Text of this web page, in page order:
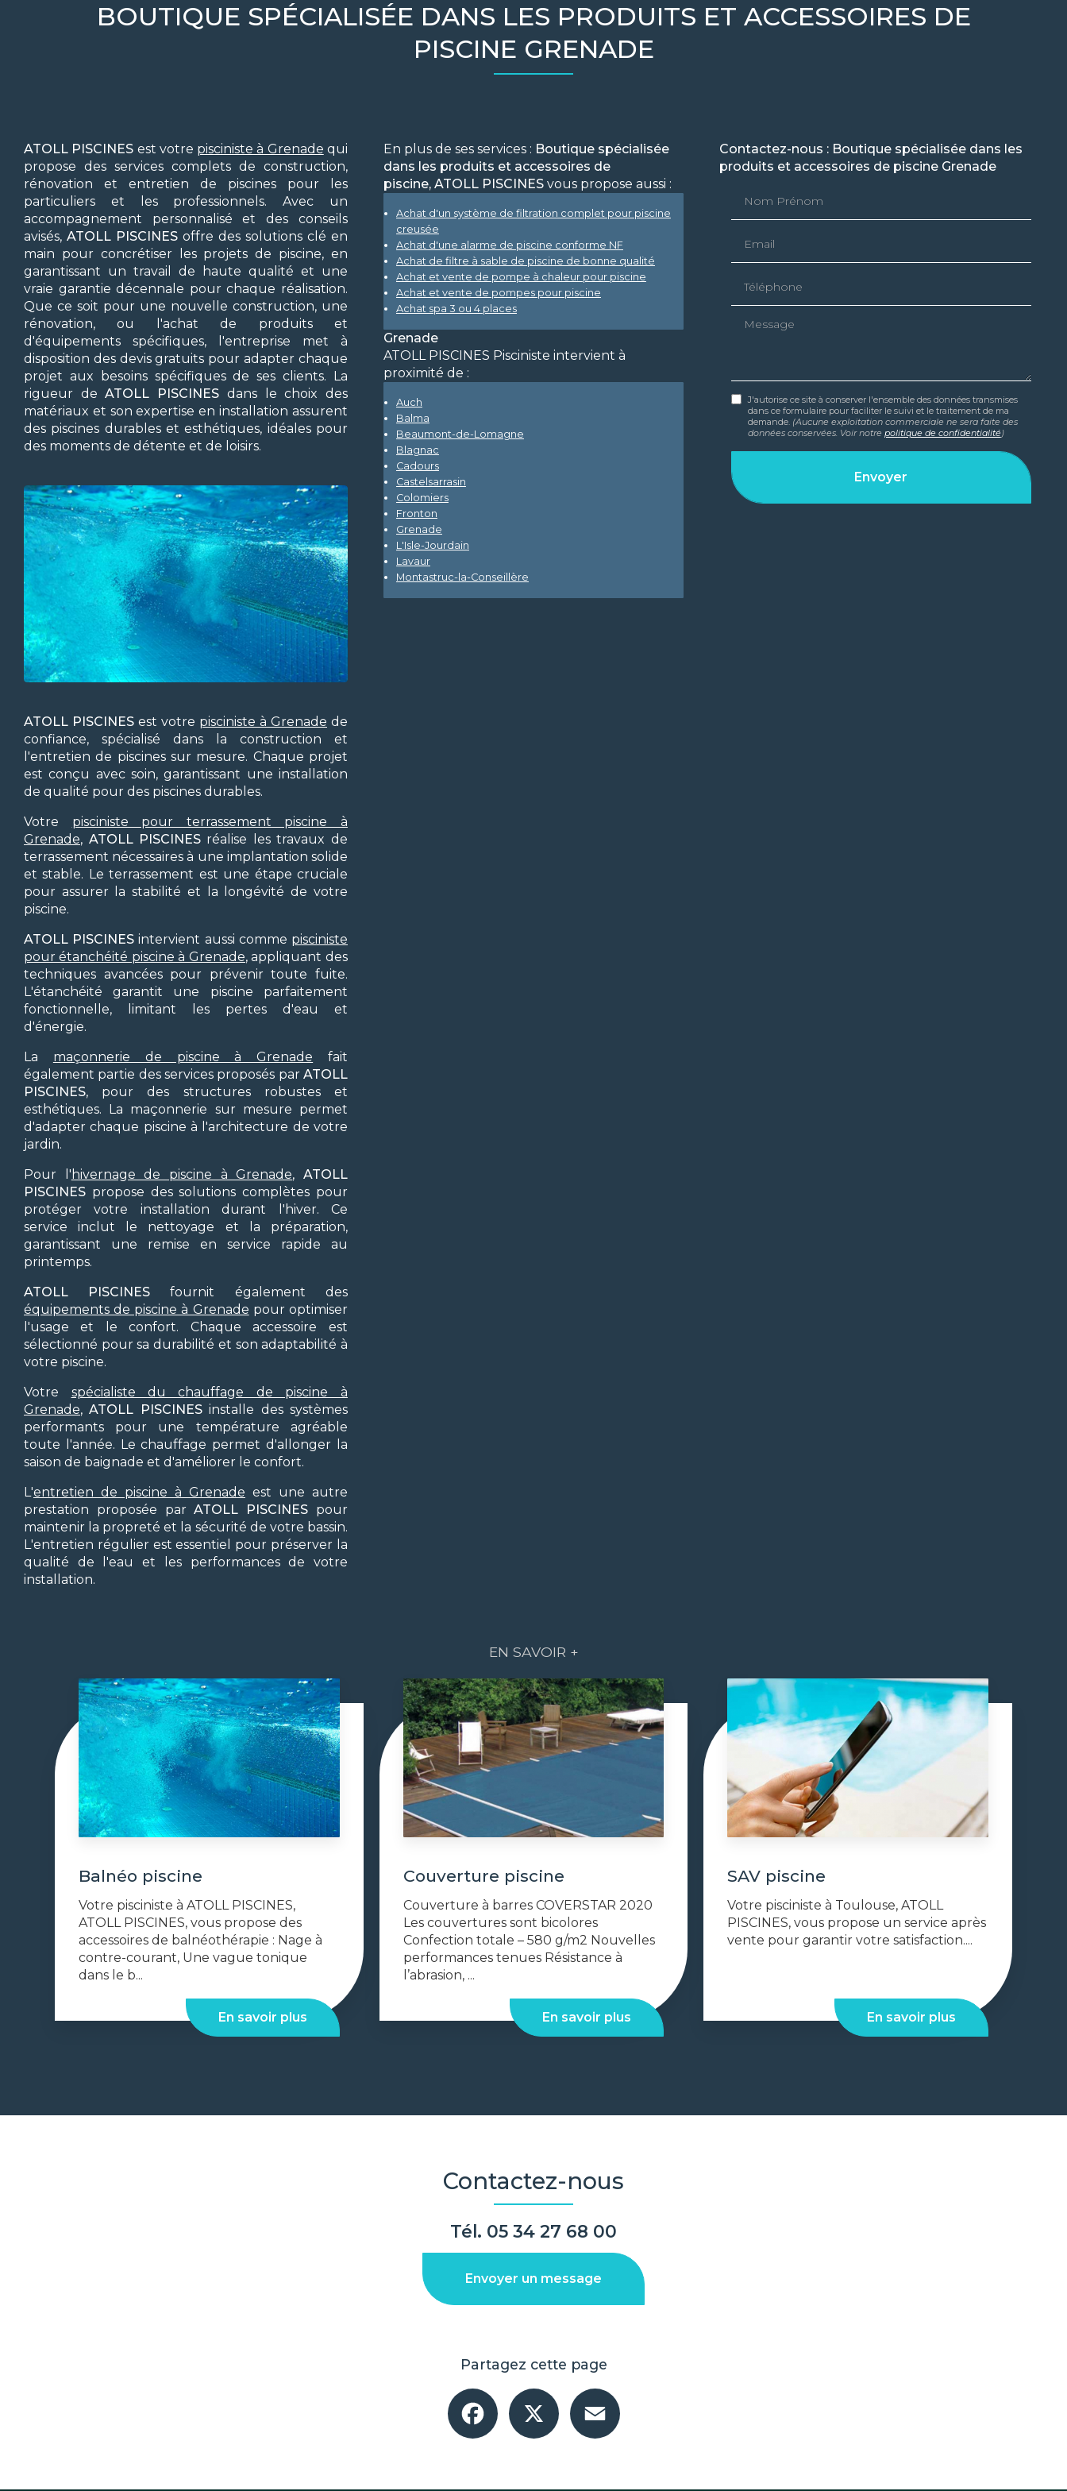
BOUTIQUE SPÉCIALISÉE DANS LES PRODUITS ET ACCESSOIRES DE
PISCINE GRENADE
ATOLL PISCINES est votre pisciniste à Grenade qui
propose des services complets de construction,
rénovation et entretien de piscines pour les
particuliers et les professionnels. Avec un
accompagnement personnalisé et des conseils
avisés, ATOLL PISCINES offre des solutions clé en
main pour concrétiser les projets de piscine, en
garantissant un travail de haute qualité et une
vraie garantie décennale pour chaque réalisation.
Que ce soit pour une nouvelle construction, une
rénovation, ou l'achat de produits et
d'équipements spécifiques, l'entreprise met à
disposition des devis gratuits pour adapter chaque
projet aux besoins spécifiques de ses clients. La
rigueur deATOLL PISCINES dans le choix des
matériaux et son expertise en installation assurent
des piscines durables et esthétiques, idéales pour
des moments de détente et de loisirs.
ATOLL PISCINES est votre pisciniste à Grenade de
confiance, spécialisé dans la construction et
l'entretien de piscines sur mesure. Chaque projet
est conçu avec soin, garantissant une installation
de qualité pour des piscines durables.
Votre pisciniste pour terrassement piscine à
Grenade, ATOLL PISCINES réalise les travaux de
terrassement nécessaires à une implantation solide
et stable. Le terrassement est une étape cruciale
pour assurer la stabilité et la longévité de votre
piscine.
ATOLL PISCINES intervient aussi comme pisciniste
pour étanchéité piscine à Grenade, appliquant des
techniques avancées pour prévenir toute fuite.
L'étanchéité garantit une piscine parfaitement
fonctionnelle, limitant les pertes d'eau et
d'énergie.
La maçonnerie de piscine à Grenade fait
également partie des services proposés par ATOLL
PISCINES, pour des structures robustes et
esthétiques. La maçonnerie sur mesure permet
d'adapter chaque piscine à l'architecture de votre
jardin.
Pour l' hivernage de piscine à Grenade, ATOLL
PISCINES propose des solutions complètes pour
protéger votre installation durant l'hiver. Ce
service inclut le nettoyage et la préparation,
garantissant une remise en service rapide au
printemps.
ATOLL PISCINES fournit également des
équipements de piscine à Grenade pour optimiser
l'usage et le confort. Chaque accessoire est
sélectionné pour sa durabilité et son adaptabilité à
votre piscine.
Votre spécialiste du chauffage de piscine à
Grenade,ATOLL PISCINESinstalle des systèmes
performants pour une température agréable
toute l'année. Le chauffage permet d'allonger la
saison de baignade et d'améliorer le confort.
L'entretien de piscine à Grenade est une autre
prestation proposée parATOLL PISCINES pour
maintenir la propreté et la sécurité de votre bassin.
L'entretien régulier est essentiel pour préserver la
qualité de l'eau et les performances de votre
installation.
En plus de ses services : Boutique spécialisée
dans les produits et accessoires de
piscine, ATOLL PISCINESvous propose aussi :
Achat d'un système de filtration complet pour piscine
creusée
Achat d'une alarme de piscine conforme NF
Achat de filtre à sable de piscine de bonne qualité
Achat et vente de pompe à chaleur pour piscine
Achat et vente de pompes pour piscine
Achat spa 3 ou 4 places
Grenade
ATOLL PISCINES Pisciniste intervient à
proximité de :
Auch
Balma
Beaumont-de-Lomagne
Blagnac
Cadours
Castelsarrasin
Colomiers
Fronton
Grenade
L'Isle-Jourdain
Lavaur
Montastruc-la-Conseillère
Contactez-nous : Boutique spécialisée dans les
produits et accessoires de piscine Grenade
Message
J'autorise ce site à conserver l'ensemble des données transmises
dans ce formulaire pour faciliter le suivi et le traitement de ma
demande. (Aucune exploitation commerciale ne sera faite des
données conservées. Voir notre politique de confidentialité)
EN SAVOIR +
Balnéo piscine
Votre pisciniste à ATOLL PISCINES,
ATOLL PISCINES, vous propose des
accessoires de balnéothérapie : Nage à
contre-courant, Une vague tonique
dans le b...
En savoir plus
Couverture piscine
Couverture à barres COVERSTAR 2020
Les couvertures sont bicolores
Confection totale – 580 g/m2 Nouvelles
performances tenues Résistance à
l’abrasion, ...
En savoir plus
SAV piscine
Votre pisciniste à Toulouse, ATOLL
PISCINES, vous propose un service après
vente pour garantir votre satisfaction....
En savoir plus
Contactez-nous
Tél. 05 34 27 68 00
Envoyer un message
Partagez cette page
Facebook